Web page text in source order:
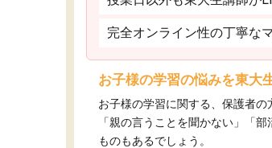
完全オンライン性の丁寧な
お子様の学習の悩みを東大
お子様の学習に関する、保護者の
「親の言うことを聞かない」「
ものもあるでしょう。